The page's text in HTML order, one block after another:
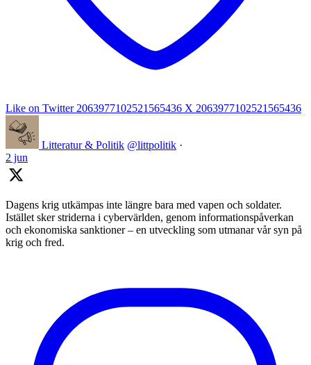
Like on Twitter 2063977102521565436 X 2063977102521565436
Litteratur & Politik @littpolitik ·
2 jun
Dagens krig utkämpas inte längre bara med vapen och soldater.
Istället sker striderna i cybervärlden, genom informationspåverkan
och ekonomiska sanktioner – en utveckling som utmanar vår syn på
krig och fred.